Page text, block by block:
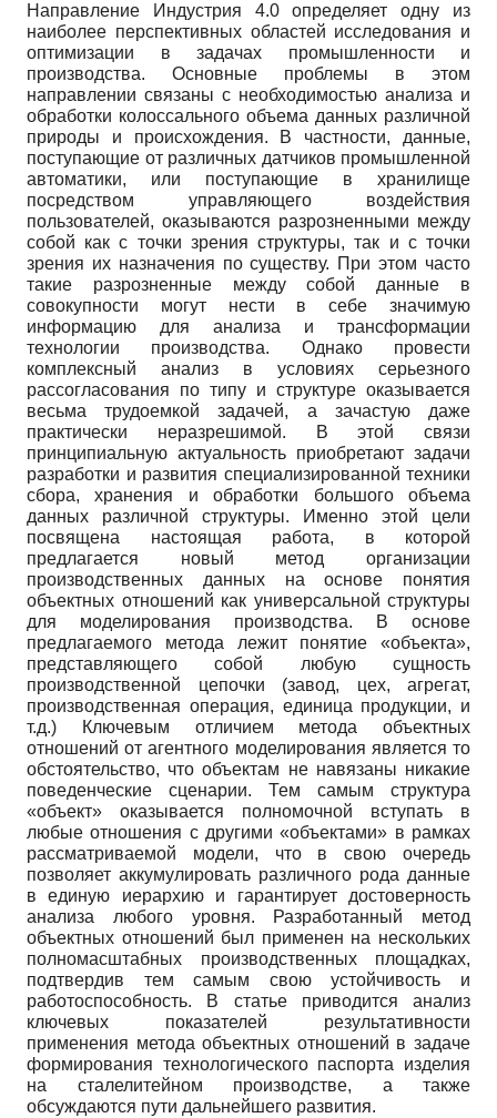
Направление Индустрия 4.0 определяет одну из
наиболее перспективных областей исследования и
оптимизации в задачах промышленности и
производства. Основные проблемы в этом
направлении связаны с необходимостью анализа и
обработки колоссального объема данных различной
природы и происхождения. В частности, данные,
поступающие от различных датчиков промышленной
автоматики, или поступающие в хранилище
посредством управляющего воздействия
пользователей, оказываются разрозненными между
собой как с точки зрения структуры, так и с точки
зрения их назначения по существу. При этом часто
такие разрозненные между собой данные в
совокупности могут нести в себе значимую
информацию для анализа и трансформации
технологии производства. Однако провести
комплексный анализ в условиях серьезного
рассогласования по типу и структуре оказывается
весьма трудоемкой задачей, а зачастую даже
практически неразрешимой. В этой связи
принципиальную актуальность приобретают задачи
разработки и развития специализированной техники
сбора, хранения и обработки большого объема
данных различной структуры. Именно этой цели
посвящена настоящая работа, в которой
предлагается новый метод организации
производственных данных на основе понятия
объектных отношений как универсальной структуры
для моделирования производства. В основе
предлагаемого метода лежит понятие «объекта»,
представляющего собой любую сущность
производственной цепочки (завод, цех, агрегат,
производственная операция, единица продукции, и
т.д.) Ключевым отличием метода объектных
отношений от агентного моделирования является то
обстоятельство, что объектам не навязаны никакие
поведенческие сценарии. Тем самым структура
«объект» оказывается полномочной вступать в
любые отношения с другими «объектами» в рамках
рассматриваемой модели, что в свою очередь
позволяет аккумулировать различного рода данные
в единую иерархию и гарантирует достоверность
анализа любого уровня. Разработанный метод
объектных отношений был применен на нескольких
полномасштабных производственных площадках,
подтвердив тем самым свою устойчивость и
работоспособность. В статье приводится анализ
ключевых показателей результативности
применения метода объектных отношений в задаче
формирования технологического паспорта изделия
на сталелитейном производстве, а также
обсуждаются пути дальнейшего развития.